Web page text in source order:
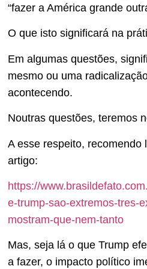
“fazer a América grande
O que isto significará na
Em algumas questões,
mesmo ou uma
acontecendo.
Noutras questões, teremos
A esse respeito, recomendo
artigo:
https://
e-trump-sao-extremos-tres-
mostram-que-nem-tanto
Mas, seja lá o que Trump
a fazer, o impacto político